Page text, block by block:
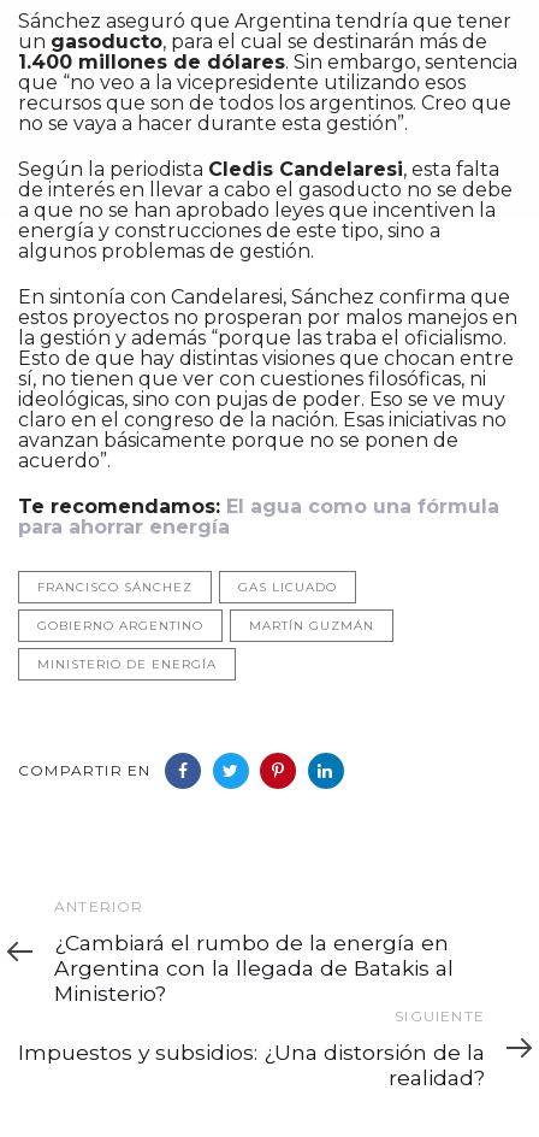
Sánchez aseguró que Argentina tendría que tener
un gasoducto, para el cual se destinarán más de
1.400 millones de dólares. Sin embargo, sentencia
que “no veo a la vicepresidente utilizando esos
recursos que son de todos los argentinos. Creo que
no se vaya a hacer durante esta gestión”.
Según la periodista Cledis Candelaresi, esta falta
de interés en llevar a cabo el gasoducto no se debe
a que no se han aprobado leyes que incentiven la
energía y construcciones de este tipo, sino a
algunos problemas de gestión.
En sintonía con Candelaresi, Sánchez confirma que
estos proyectos no prosperan por malos manejos en
la gestión y además “porque las traba el oficialismo.
Esto de que hay distintas visiones que chocan entre
sí, no tienen que ver con cuestiones filosóficas, ni
ideológicas, sino con pujas de poder. Eso se ve muy
claro en el congreso de la nación. Esas iniciativas no
avanzan básicamente porque no se ponen de
acuerdo”.
Te recomendamos: El agua como una fórmula
para ahorrar energía
FRANCISCO SÁNCHEZ GAS LICUADO
GOBIERNO ARGENTINO MARTÍN GUZMÁN
MINISTERIO DE ENERGÍA
COMPARTIR EN
Anterior
ANTERIOR
¿Cambiará el rumbo de la energía en
Argentina con la llegada de Batakis al
Ministerio?
SIGUIENTE
Impuestos y subsidios: ¿Una distorsión de la
realidad?